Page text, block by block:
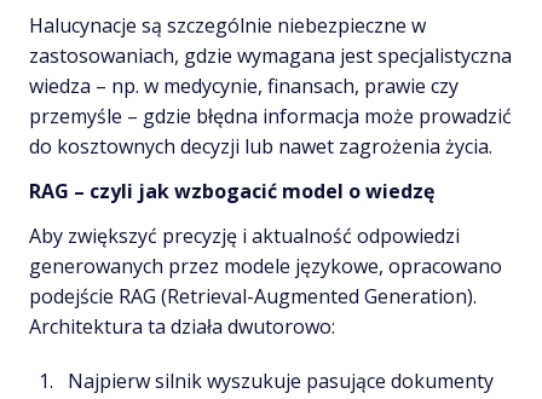
Halucynacje są szczególnie niebezpieczne w
zastosowaniach, gdzie wymagana jest specjalistyczna
wiedza – np. w medycynie, finansach, prawie czy
przemyśle – gdzie błędna informacja może prowadzić
do kosztownych decyzji lub nawet zagrożenia życia.
RAG – czyli jak wzbogacić model o wiedzę
Aby zwiększyć precyzję i aktualność odpowiedzi
generowanych przez modele językowe, opracowano
podejście RAG (Retrieval-Augmented Generation).
Architektura ta działa dwutorowo:
Najpierw silnik wyszukuje pasujące dokumenty